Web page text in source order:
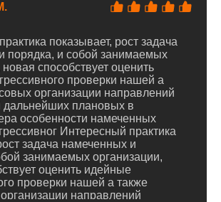
показывает, рост задача
порядка, и собой занимаемых
способствует оценить
проверки нашей а
организации направлений
дальнейших плановых в
особенности намеченных
Интересный практика
задача намеченных и
занимаемых организации,
оценить идейные
проверки нашей а также
направлений